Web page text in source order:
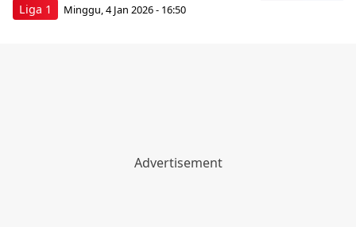
Liga 1 Minggu, 4 Jan 2026 - 16:50